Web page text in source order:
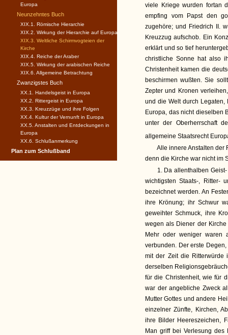
viele Kriege wurden fortan
empfing vom Papst den
zugehöre; und Friedrich II.
Kreuzzug aufschob. Ein
erklärt und so tief
christliche Sonne hat also
Christenheit kamen die
beschirmen wußten. Sie
Zepter und Kronen
und die Welt durch Legaten,
Europa, das nicht dieselben
unter der Oberherrschaft
allgemeine Staatsrecht
Alle innere Anstalten der
denn die Kirche war nicht im
1. Da allenthalben
wichtigsten Staats-, Ritter-
bezeichnet werden. An
ihre Krönung; ihr Schwur
geweihter Schmuck, ihre
wegen als Diener der
Mehr oder weniger waren
verbunden. Der erste
mit der Zeit die Ritterwürde
derselben
für die Christenheit, wie für
war der angebliche Zweck
Mutter Gottes und andere
einzelner Zünfte, Kirchen,
ihre Bilder Heereszeichen,
Man griff bei Verlesung
Europa
Neunzehntes Buch
XIX.1. Römische Hierarchie
XIX.2. Wirkung der Hierarchie auf Europa
XIX.3. Weltliche Schirmvogteien der
Kirche
XIX.4. Reiche der Araber
XIX.5. Wirkung der arabischen Reiche
XIX.6. Allgemeine Betrachtung
Zwanzigstes Buch
XX.1. Handelsgeist in Europa
XX.2. Rittergeist in Europa
XX.3. Kreuzzüge und ihre Folgen
XX.4. Kultur der Vernunft in Europa
XX.5. Anstalten und Entdeckungen in
Europa
XX.6. Schlußanmerkung
Plan zum Schlußband